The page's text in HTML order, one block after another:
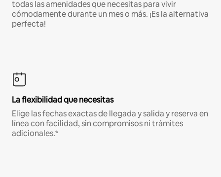
todas las amenidades que necesitas para vivir
cómodamente durante un mes o más. ¡Es la alternativa
perfecta!
La flexibilidad que necesitas
Elige las fechas exactas de llegada y salida y reserva en
línea con facilidad, sin compromisos ni trámites
adicionales.*